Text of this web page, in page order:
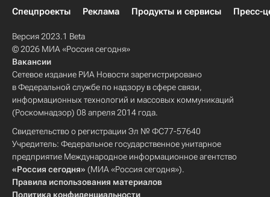
Спецпроекты
Реклама Продукты и сервисы Пресс-
Версия 2023.1 Beta
© 2026 МИА «Россия сегодня»
Вакансии
Сетевое издание РИА Новости зарегистрировано
в Федеральной службе по надзору в сфере связи,
информационных технологий и массовых коммуникаций
(Роскомнадзор) 08 апреля 2014 года.
Свидетельство о регистрации Эл № ФС77-57640
Учредитель: Федеральное государственное унитарное
предприятие Международное информационное агентство
«Россия сегодня» (МИА «Россия сегодня»).
Правила использования материалов
Политика конфиденциальности